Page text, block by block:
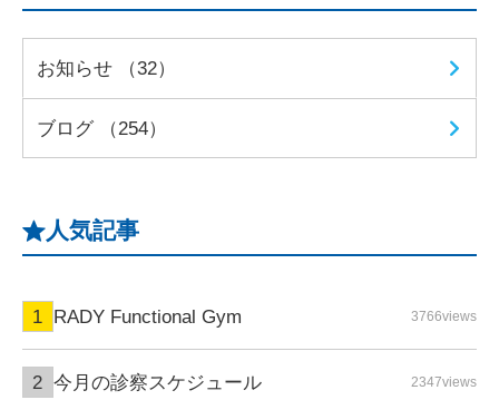
お知らせ （32）
ブログ （254）
人気記事
RADY Functional Gym 3766views
今月の診察スケジュール 2347views